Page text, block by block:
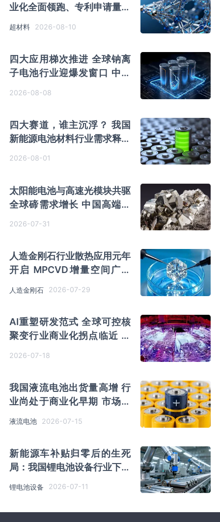
业化全面领跑、专利申请量创
新高 光启技术寡头地位突出
超材料 2026-08-10
四大应用梯次推进 全球钠离
子电池行业迎爆发窗口 中国
2026-08-08
四大赛道，谁主沉浮？ 我国
新能源电池材料行业需求释放
海外市场增量大
2026-08-01
太阳能电池与高速光模块共驱
全球碲需求增长 中国高端短
2026-07-31
人造金刚石行业散热应用元年
开启 MPCVD增量空间广阔
人造金刚石 2026-07-29
AI重塑研发范式 全球可控核
聚变行业商业化拐点临近 中
2026-07-18
我国液流电池出货量高增 行
业尚处于商业化早期 市场痛
点仍待解决
液流电池 2026-07-15
新能源车补贴归零后的生死
局：我国锂电池设备行业下游
锂电池设备 2026-07-11